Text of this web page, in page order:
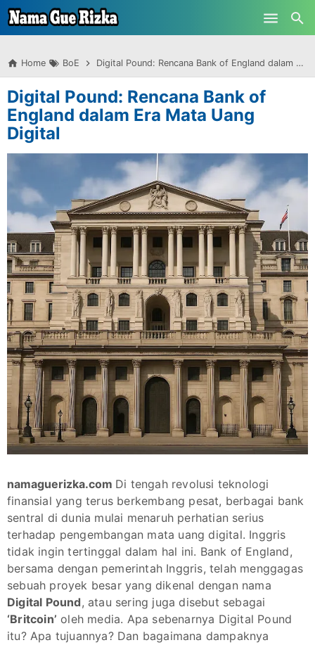
-->
Skip to main content
Home BoE Digital Pound: Rencana Bank of England dalam Era Mata Uang Digital
Digital Pound: Rencana Bank of
England dalam Era Mata Uang
Digital
namaguerizka.com Di tengah revolusi teknologi
finansial yang terus berkembang pesat, berbagai bank
sentral di dunia mulai menaruh perhatian serius
terhadap pengembangan mata uang digital. Inggris
tidak ingin tertinggal dalam hal ini. Bank of England,
bersama dengan pemerintah Inggris, telah menggagas
sebuah proyek besar yang dikenal dengan nama
Digital Pound, atau sering juga disebut sebagai
‘Britcoin’ oleh media. Apa sebenarnya Digital Pound
itu? Apa tujuannya? Dan bagaimana dampaknya